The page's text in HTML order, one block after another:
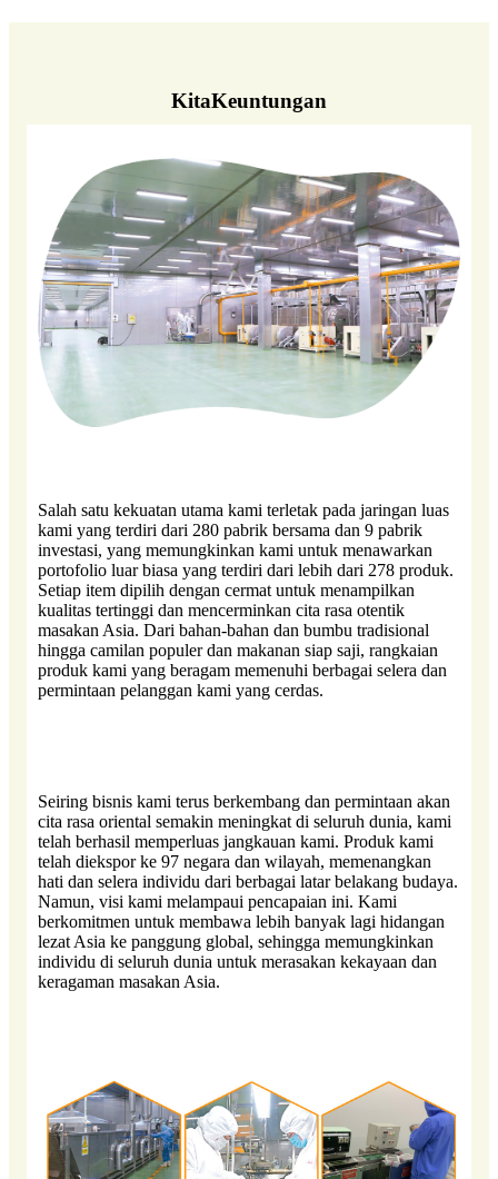
KitaKeuntungan
Salah satu kekuatan utama kami terletak pada jaringan luas
kami yang terdiri dari 280 pabrik bersama dan 9 pabrik
investasi, yang memungkinkan kami untuk menawarkan
portofolio luar biasa yang terdiri dari lebih dari 278 produk.
Setiap item dipilih dengan cermat untuk menampilkan
kualitas tertinggi dan mencerminkan cita rasa otentik
masakan Asia. Dari bahan-bahan dan bumbu tradisional
hingga camilan populer dan makanan siap saji, rangkaian
produk kami yang beragam memenuhi berbagai selera dan
permintaan pelanggan kami yang cerdas.
Seiring bisnis kami terus berkembang dan permintaan akan
cita rasa oriental semakin meningkat di seluruh dunia, kami
telah berhasil memperluas jangkauan kami. Produk kami
telah diekspor ke 97 negara dan wilayah, memenangkan
hati dan selera individu dari berbagai latar belakang budaya.
Namun, visi kami melampaui pencapaian ini. Kami
berkomitmen untuk membawa lebih banyak lagi hidangan
lezat Asia ke panggung global, sehingga memungkinkan
individu di seluruh dunia untuk merasakan kekayaan dan
keragaman masakan Asia.